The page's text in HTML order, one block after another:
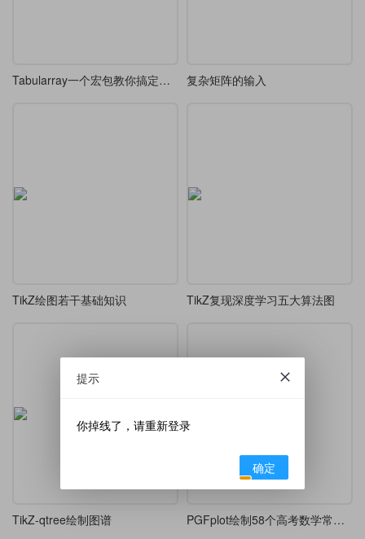
Tabularray一个宏包教你搞定所有表格 复杂矩阵的输入
TikZ绘图若干基础知识 TikZ复现深度学习五大算法图
TikZ-qtree绘制图谱 PGFplot绘制58个高考数学常见压轴函数题图像
提示
你掉线了，请重新登录
确定